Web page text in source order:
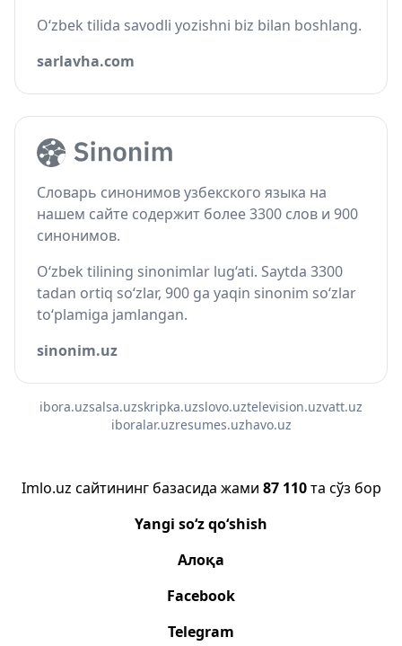
O‘zbek tilida savodli yozishni biz bilan boshlang.
sarlavha.com
Словарь синонимов узбекского языка на
нашем сайте содержит более 3300 слов и 900
синонимов.
O‘zbek tilining sinonimlar lug‘ati. Saytda 3300
tadan ortiq so‘zlar, 900 ga yaqin sinonim so‘zlar
to‘plamiga jamlangan.
sinonim.uz
ibora.uzsalsa.uzskripka.uzslovo.uztelevision.uzvatt.uz
iboralar.uzresumes.uzhavo.uz
Imlo.uz сайтининг базасида жами 87 110та сўз бор
Yangi so‘z qo‘shish
Алоқа
Facebook
Telegram